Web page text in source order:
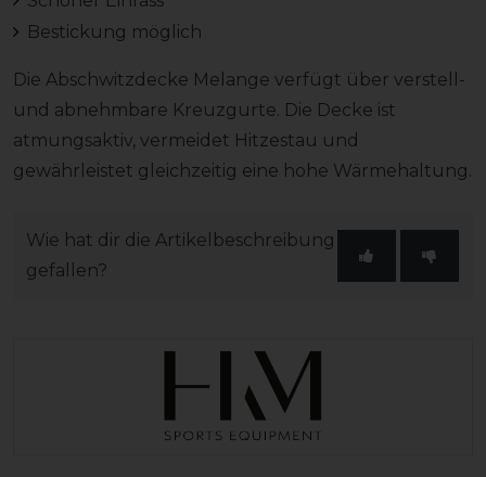
Bestickung möglich
Die Abschwitzdecke Melange verfügt über verstell-
und abnehmbare Kreuzgurte. Die Decke ist
atmungsaktiv, vermeidet Hitzestau und
gewährleistet gleichzeitig eine hohe Wärmehaltung.
Wie hat dir die Artikelbeschreibung
gefallen?